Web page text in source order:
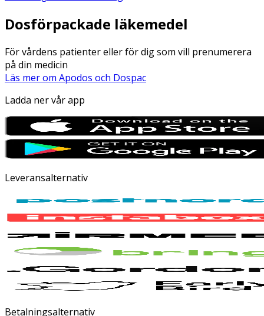
Dosförpackade läkemedel
För vårdens patienter eller för dig som vill prenumerera
på din medicin
Läs mer om Apodos och Dospac
Ladda ner vår app
Leveransalternativ
Betalningsalternativ